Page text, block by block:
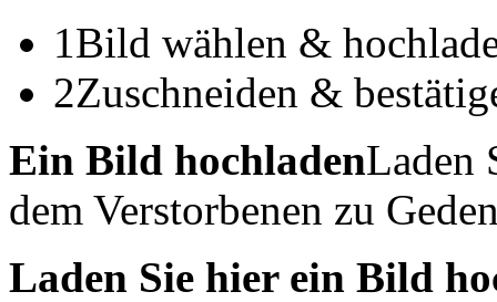
1Bild wählen &
2Zuschneiden &
Ein Bild hochladenLaden
dem Verstorbenen zu
Laden Sie hier ein Bild